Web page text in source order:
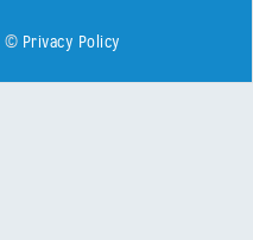
© Privacy Policy